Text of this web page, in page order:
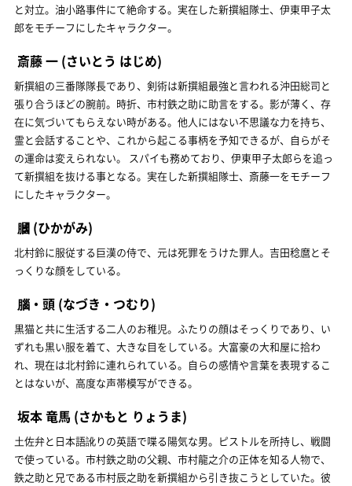
と対立。油小路事件にて絶命する。実在した新撰組隊士、伊東甲子太
郎をモチーフにしたキャラクター。
斎藤 一 (さいとう はじめ)
新撰組の三番隊隊長であり、剣術は新撰組最強と言われる沖田総司と
張り合うほどの腕前。時折、市村鉄之助に助言をする。影が薄く、存
在に気づいてもらえない時がある。他人にはない不思議な力を持ち、
霊と会話することや、これから起こる事柄を予知できるが、自らがそ
の運命は変えられない。 スパイも務めており、伊東甲子太郎らを追っ
て新撰組を抜ける事となる。実在した新撰組隊士、斎藤一をモチーフ
にしたキャラクター。
膕 (ひかがみ)
北村鈴に服従する巨漢の侍で、元は死罪をうけた罪人。吉田稔麿とそ
っくりな顔をしている。
腦・頭 (なづき・つむり)
黒猫と共に生活する二人のお稚児。ふたりの顔はそっくりであり、い
ずれも黒い服を着て、大きな目をしている。大富豪の大和屋に拾わ
れ、現在は北村鈴に連れられている。自らの感情や言葉を表現するこ
とはないが、高度な声帯模写ができる。
坂本 竜馬 (さかもと りょうま)
土佐弁と日本語訛りの英語で喋る陽気な男。ピストルを所持し、戦闘
で使っている。市村鉄之助の父親、市村龍之介の正体を知る人物で、
鉄之助と兄である市村辰之助を新撰組から引き抜こうとしていた。彼